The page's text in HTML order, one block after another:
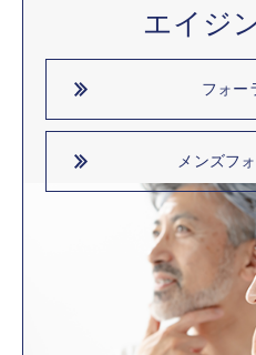
エイジ
フォー
メンズフ